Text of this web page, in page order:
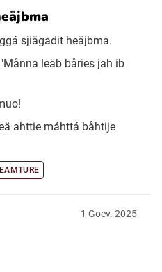
sjiägadit heäjbma.
leäb båries jah ib
ahttie máhttá båhtije
1 Goev. 2025